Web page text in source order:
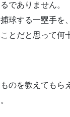
でありません。
球する一塁手を
とだと思って何
のを教えてもら